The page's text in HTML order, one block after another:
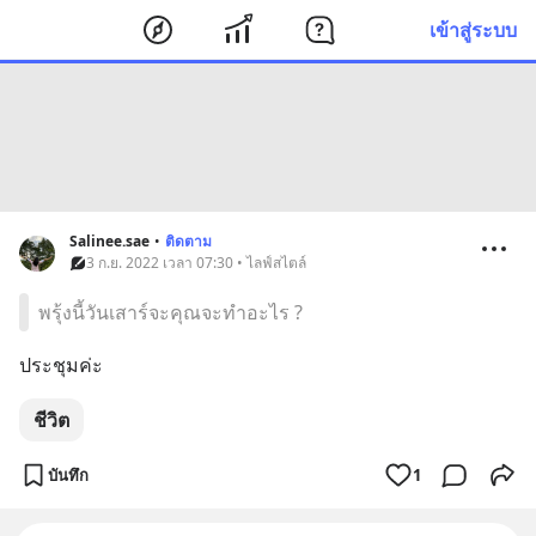
เข้าสู่ระบบ
Salinee.sae • ติดตาม
3 ก.ย. 2022 เวลา 07:30 • ไลฟ์สไตล์
พรุ้งนี้วันเสาร์จะคุณจะทำอะไร ?
ประชุมค่ะ
ชีวิต
บันทึก 1